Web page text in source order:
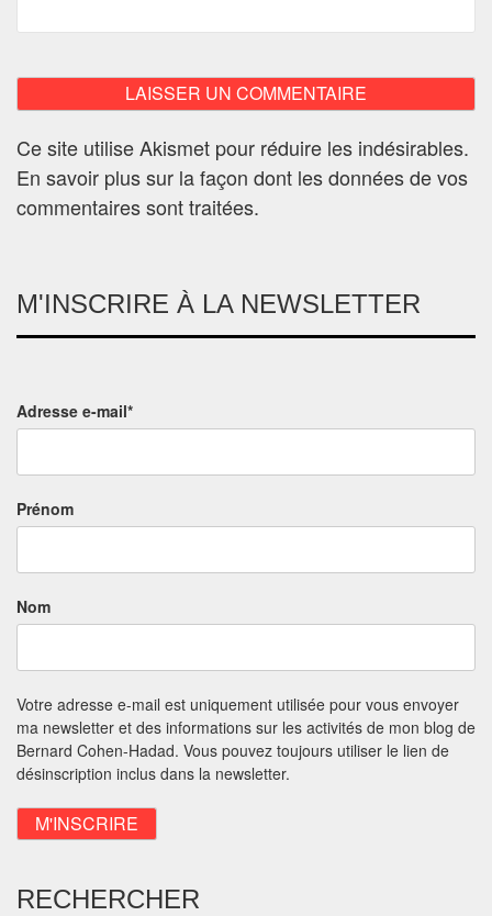
Ce site utilise Akismet pour réduire les indésirables.
En savoir plus sur la façon dont les données de vos
commentaires sont traitées.
M'INSCRIRE À LA NEWSLETTER
Adresse e-mail*
Prénom
Nom
Votre adresse e-mail est uniquement utilisée pour vous envoyer
ma newsletter et des informations sur les activités de mon blog de
Bernard Cohen-Hadad. Vous pouvez toujours utiliser le lien de
désinscription inclus dans la newsletter.
RECHERCHER